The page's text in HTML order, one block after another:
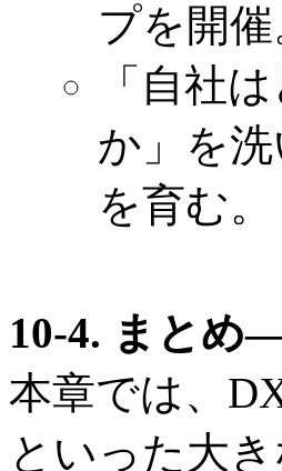
プを開催
「自社
か」を
を育む。
10-4. まとめ
本章では、
といった大